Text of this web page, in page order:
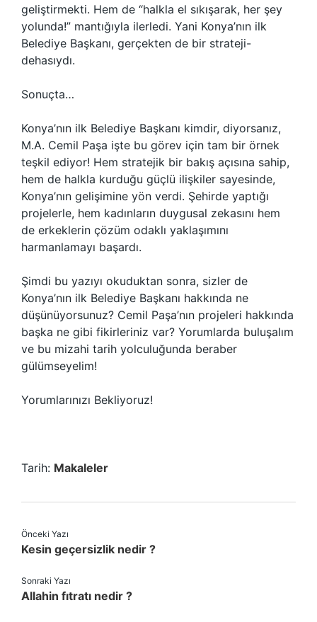
geliştirmekti. Hem de “halkla el sıkışarak, her şey
yolunda!” mantığıyla ilerledi. Yani Konya’nın ilk
Belediye Başkanı, gerçekten de bir strateji-
dehasıydı.
Sonuçta…
Konya’nın ilk Belediye Başkanı kimdir, diyorsanız,
M.A. Cemil Paşa işte bu görev için tam bir örnek
teşkil ediyor! Hem stratejik bir bakış açısına sahip,
hem de halkla kurduğu güçlü ilişkiler sayesinde,
Konya’nın gelişimine yön verdi. Şehirde yaptığı
projelerle, hem kadınların duygusal zekasını hem
de erkeklerin çözüm odaklı yaklaşımını
harmanlamayı başardı.
Şimdi bu yazıyı okuduktan sonra, sizler de
Konya’nın ilk Belediye Başkanı hakkında ne
düşünüyorsunuz? Cemil Paşa’nın projeleri hakkında
başka ne gibi fikirleriniz var? Yorumlarda buluşalım
ve bu mizahi tarih yolculuğunda beraber
gülümseyelim!
Yorumlarınızı Bekliyoruz!
Tarih: Makaleler
Önceki Yazı
Kesin geçersizlik nedir ?
Sonraki Yazı
Allahin fıtratı nedir ?